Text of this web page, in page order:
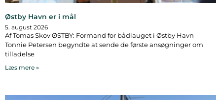
Østby Havn er i mål
5. august 2026
Af Tomas Skov ØSTBY: Formand for bådlauget i Østby Havn
Tonnie Petersen begyndte at sende de første ansøgninger om
tilladelse
Læs mere »